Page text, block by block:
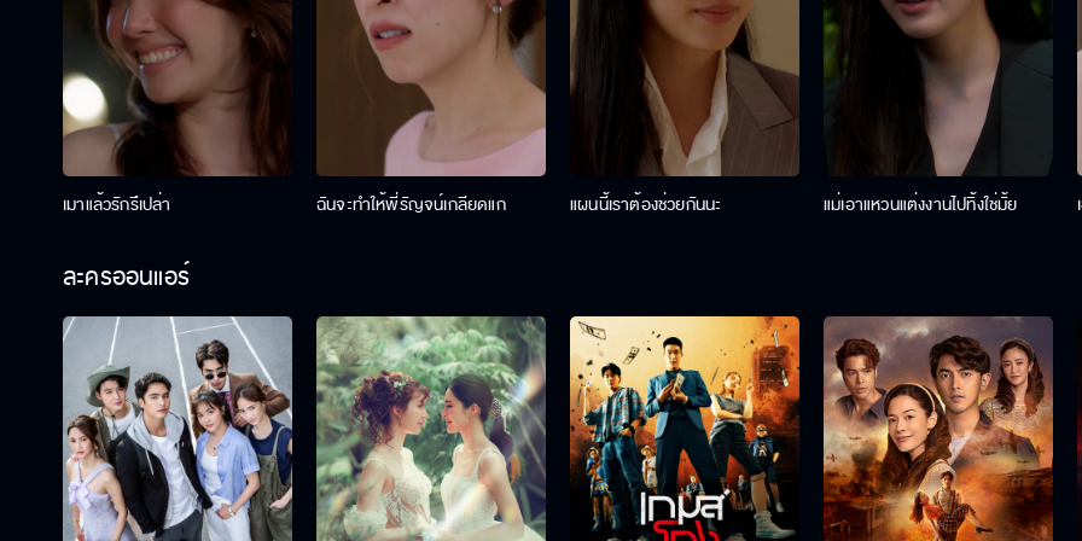
เมาแล้วรักรึเปล่า ฉันจะทำให้พี่รัญจน์เกลียดแก แผนนี้เราต้องช่วยกันนะ แม่เอาแหวนแต่งงานไปทิ้งใช่มั้ย
ละครออนแอร์